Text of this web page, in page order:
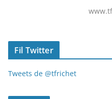
Fil Twitter
Tweets de @tfrichet